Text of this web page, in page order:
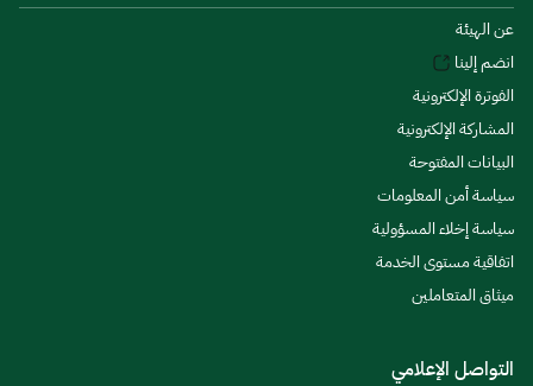
عن الهيئة
انضم إلينا
الفوترة الإلكترونية
المشاركة الإلكترونية
البيانات المفتوحة
سياسة أمن المعلومات
سياسة إخلاء المسؤولية
اتفاقية مستوى الخدمة
ميثاق المتعاملين
التواصل الإعلامي